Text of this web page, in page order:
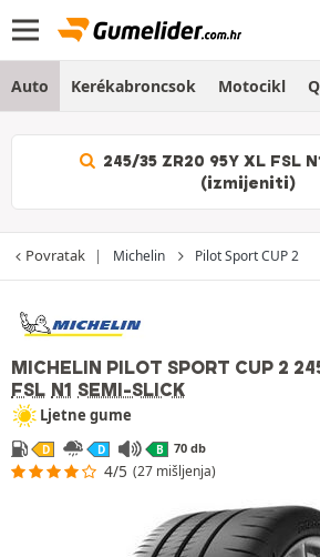
Auto Kerékabroncsok Motocikl
245/35 ZR20 95Y XL FSL
(izmijeniti)
Povratak Michelin Pilot Sport CUP 2
MICHELIN PILOT SPORT CUP 2
FSL N1 SEMI-SLICK
Ljetne gume
D D B 70 db
4/5 (27 mišljenja)